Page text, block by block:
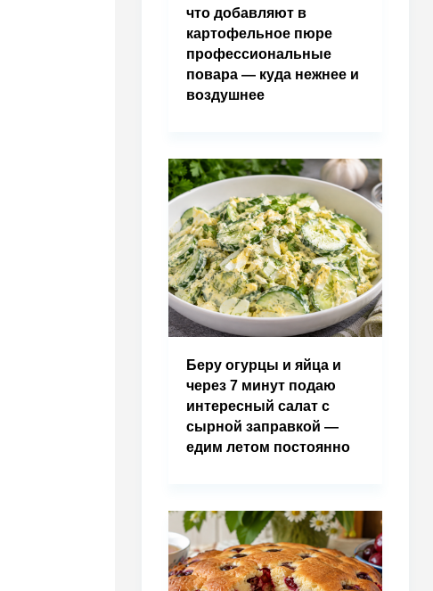
что добавляют в
картофельное пюре
профессиональные
повара — куда нежнее и
воздушнее
Беру огурцы и яйца и
через 7 минут подаю
интересный салат с
сырной заправкой —
едим летом постоянно